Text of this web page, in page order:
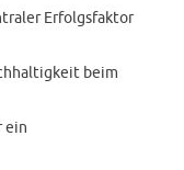
Erfolgsfaktor
beim
ein